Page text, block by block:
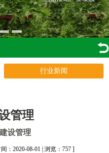
行业新闻
管理
设管理
：2020-08-01 | 浏览：757 ]